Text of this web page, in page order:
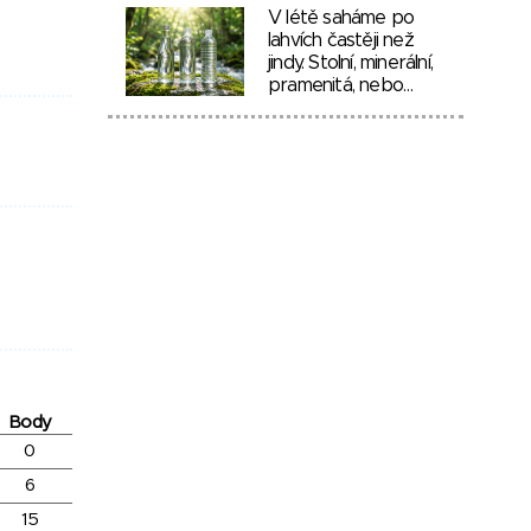
Body
0
6
15
V létě saháme po
lahvích častěji než
jindy. Stolní, minerální,
pramenitá, nebo…